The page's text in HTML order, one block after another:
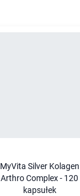
MyVita Silver Kolagen
Arthro Complex - 120
kapsułek